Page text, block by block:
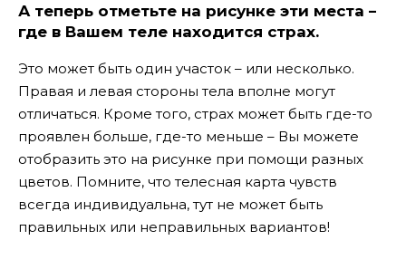
А теперь отметьте на рисунке эти места –
где в Вашем теле находится страх.
Это может быть один участок – или несколько.
Правая и левая стороны тела вполне могут
отличаться. Кроме того, страх может быть где-то
проявлен больше, где-то меньше – Вы можете
отобразить это на рисунке при помощи разных
цветов. Помните, что телесная карта чувств
всегда индивидуальна, тут не может быть
правильных или неправильных вариантов!